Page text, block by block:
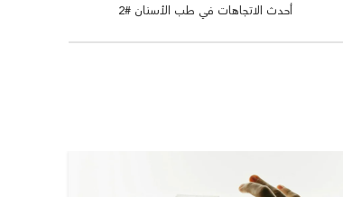
أحدث الاتجاهات في طب الأسنان #2